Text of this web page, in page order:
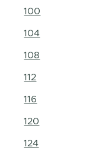
100
104
108
112
116
120
124